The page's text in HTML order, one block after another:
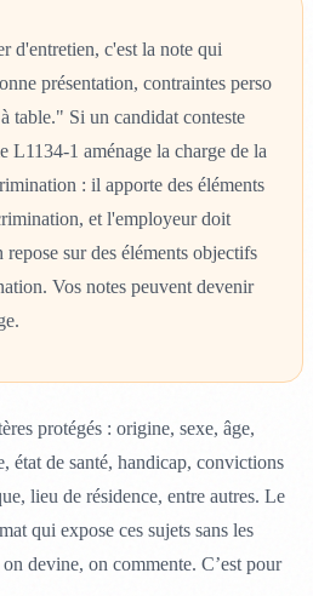
d'entretien, c'est la note qui
présentation, contraintes perso
table." Si un candidat conteste
L1134-1 aménage la charge de la
: il apporte des éléments
et l'employeur doit
sur des éléments objectifs
Vos notes peuvent devenir
protégés : origine, sexe, âge,
état de santé, handicap, convictions
lieu de résidence, entre autres. Le
qui expose ces sujets sans les
devine, on commente. C’est pour